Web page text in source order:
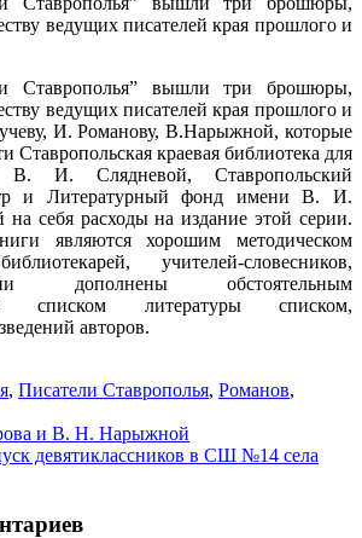
ведущих писателей края прошлого и
Ставрополья” вышли три брошюры,
ведущих писателей края прошлого и
И. Романову, В.Нарыжной, которые
Ставропольская краевая библиотека для
И. Слядневой, Ставропольский
и Литературный фонд имени В. И.
себя расходы на издание этой серии.
являются хорошим методическом
учителей-словесников,
дополнены обстоятельным
списком литературы списком,
авторов.
, Писатели Ставрополья, Романов,
и В. Н. Нарыжной
девятиклассников в СШ №14 села